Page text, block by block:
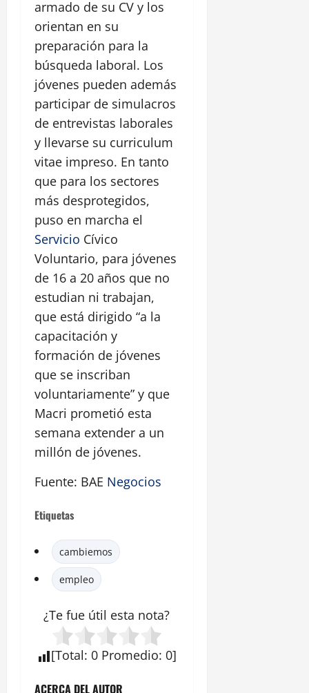
armado de su CV y los
orientan en su
preparación para la
búsqueda laboral. Los
jóvenes pueden además
participar de simulacros
de entrevistas laborales
y llevarse su curriculum
vitae impreso. En tanto
que para los sectores
más desprotegidos,
puso en marcha el
Servicio Cívico
Voluntario, para jóvenes
de 16 a 20 años que no
estudian ni trabajan,
que está dirigido “a la
capacitación y
formación de jóvenes
que se inscriban
voluntariamente” y que
Macri prometió esta
semana extender a un
millón de jóvenes.
Fuente: BAE Negocios
Etiquetas
cambiemos
empleo
¿Te fue útil esta nota?
[Total: 0 Promedio: 0]
ACERCA DEL AUTOR